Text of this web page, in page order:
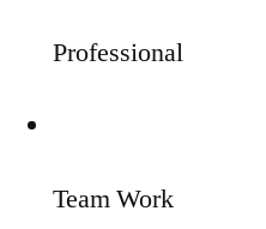
Professional
Team Work